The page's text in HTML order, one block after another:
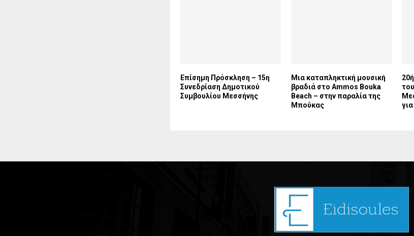
Επίσημη Πρόσκληση – 15η
Συνεδρίαση Δημοτικού
Συμβουλίου Μεσσήνης
Μια καταπληκτική μουσική
βραδιά στο Ammos Bouka
Beach – στην παραλία της
Μπούκας